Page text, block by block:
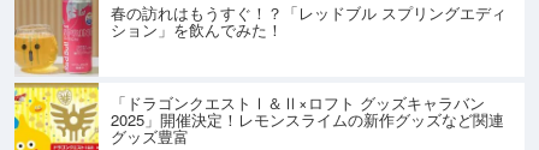
春の訪れはもうすぐ！？「レッドブル スプリングエディ
ション」を飲んでみた！
「ドラゴンクエストⅠ＆Ⅱ×ロフト グッズキャラバン
2025」開催決定！レモンスライムの新作グッズなど関連
グッズ豊富